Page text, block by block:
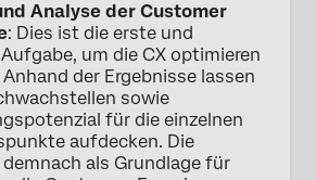
Analyse der Customer
: Dies ist die erste und
um die CX optimieren
der Ergebnisse lassen
sowie
für die einzelnen
aufdecken. Die
als Grundlage für